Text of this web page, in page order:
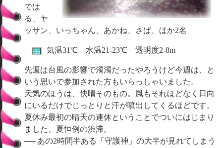
では
る、ヤ
ッサン、いっちゃん、あかね、さば、ほか2名
気温31℃ 水温21-23℃ 透明度2-8m
先週は台風の影響で濁濁だったやろうけど今週は、と
いう思いで参加された方もいらっしゃいました。
天気のほうは、快晴そのもの。風もそれほどなく日向
にいるだけでじっとりと汗が噴出してくるほどです。
夏休み最初の晴天の連休ということでついにはじまり
ました、夏恒例の渋滞。
── あの2時間半ある「守護神」の大半が見れてしまう